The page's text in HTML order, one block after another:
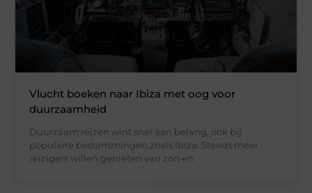
Vlucht boeken naar Ibiza met oog voor
duurzaamheid
Duurzaam reizen wint snel aan belang, ook bij
populaire bestemmingen zoals Ibiza. Steeds meer
reizigers willen genieten van zon en